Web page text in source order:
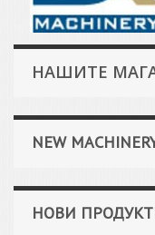
НАШИТЕ
NEW
НОВИ